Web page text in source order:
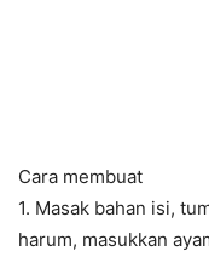
Cara membuat
1. Masak bahan isi,
harum, masukkan